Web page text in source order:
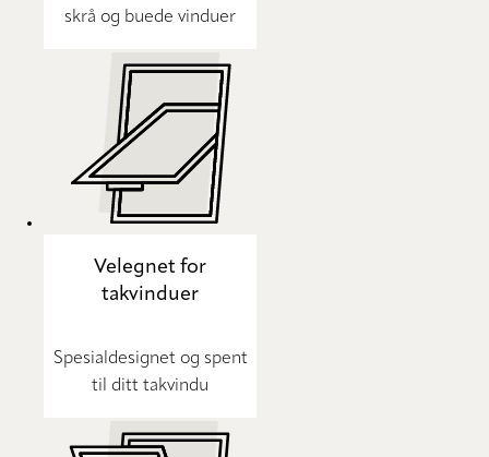
skrå og buede vinduer
Velegnet for
takvinduer
Spesialdesignet og spent
til ditt takvindu